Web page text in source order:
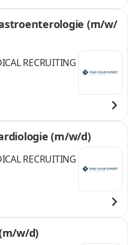
(m/w/
RECRUITING
(m/w/d)
RECRUITING
w/d)